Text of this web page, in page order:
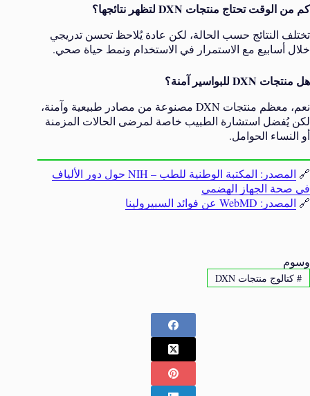
كم من الوقت تحتاج منتجات DXN لتظهر نتائجها؟
تختلف النتائج حسب الحالة، لكن عادة يُلاحظ تحسن تدريجي
خلال أسابيع مع الاستمرار في الاستخدام ونمط حياة صحي.
هل منتجات DXN للبواسير آمنة؟
نعم، معظم منتجات DXN مصنوعة من مصادر طبيعية وآمنة،
لكن يُفضل استشارة الطبيب خاصة لمرضى الحالات المزمنة
أو النساء الحوامل.
🔗
المصدر: المكتبة الوطنية للطب – NIH حول دور الألياف
في صحة الجهاز الهضمي
🔗 المصدر: WebMD عن فوائد السبيرولينا
وسوم
#كتالوج منتجات DXN